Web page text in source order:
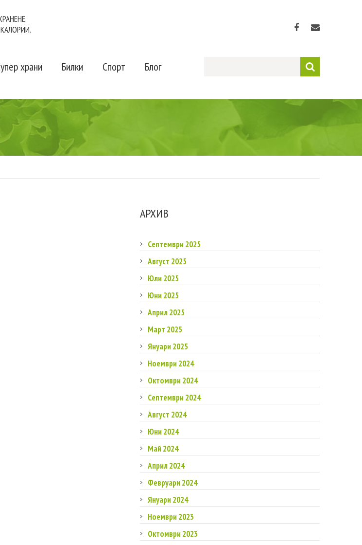
храни Билки Спорт Блог
АРХИВ
Септември 2025
Август 2025
Юли 2025
Юни 2025
Април 2025
Март 2025
Януари 2025
Ноември 2024
Октомври 2024
Септември 2024
Август 2024
Юни 2024
Май 2024
Април 2024
Февруари 2024
Януари 2024
Ноември 2023
Октомври 2023